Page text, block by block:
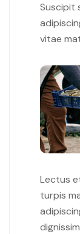
Suscipit
vitae
Lectus
turpis